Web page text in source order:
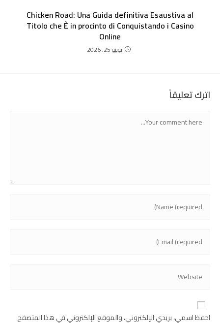
Chicken Road: Una Guida definitiva Esaustiva al
Titolo che È in procinto di Conquistando i Casino
Online
يونيو 25, 2026
اترك تعليقاً
احفظ اسمي، بريدي الإلكتروني، والموقع الإلكتروني في هذا المتصفح